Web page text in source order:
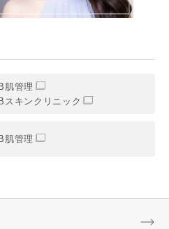
肌管理
スキンクリニック
肌管理